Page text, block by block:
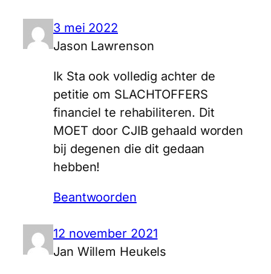
3 mei 2022
Jason Lawrenson
Ik Sta ook volledig achter de
petitie om SLACHTOFFERS
financiel te rehabiliteren. Dit
MOET door CJIB gehaald worden
bij degenen die dit gedaan
hebben!
Beantwoorden
12 november 2021
Jan Willem Heukels